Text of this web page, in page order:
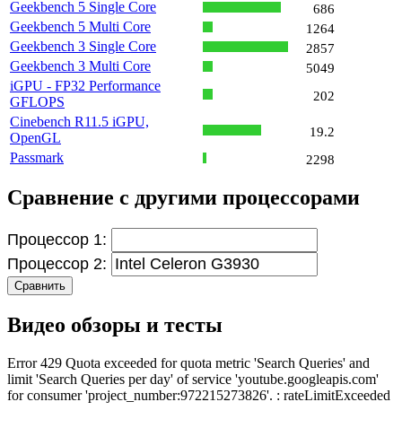
Geekbench 5 Single Core 686
Geekbench 5 Multi Core 1264
Geekbench 3 Single Core 2857
Geekbench 3 Multi Core 5049
iGPU - FP32 Performance
GFLOPS
202
Cinebench R11.5 iGPU,
OpenGL
19.2
Passmark 2298
Сравнение с другими процессорами
Процессор 1:
Процессор 2:
Сравнить
Видео обзоры и тесты
Error 429 Quota exceeded for quota metric 'Search Queries' and
limit 'Search Queries per day' of service 'youtube.googleapis.com'
for consumer 'project_number:972215273826'. : rateLimitExceeded